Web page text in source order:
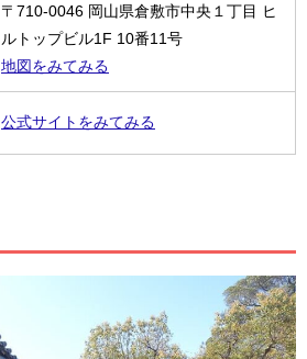
〒710-0046 岡山県倉敷市中央１丁目 ヒ
ルトップビル1F 10番11号
地図をみてみる
公式サイトをみてみる